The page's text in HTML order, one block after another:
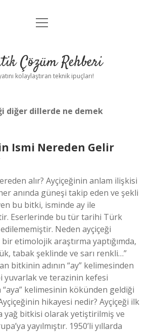
Anasayfa
Yasal Uyarı
menüyü
Çözüm Rehberi
kolaylaştıran teknik ipuçları!
diğer dillerde ne demek
Ismi Nereden Gelir
alır? Ayçiçeğinin anlam ilişkisi
anında güneşi takip eden ve şekli
bu bitki, isminde ay ile
Eserlerinde bu tür tarihi Türk
Neden ayçiçeği
etimolojik araştırma yaptığımda,
tabak şeklinde ve sarı renkli…”
bitkinin adının “ay” kelimesinden
yuvarlak ve terazinin kefesi
“aya” kelimesinin kökünden geldiği
hikayesi nedir? Ayçiçeği ilk
yağ bitkisi olarak yetiştirilmiş ve
yayılmıştır. 1950’li yıllarda